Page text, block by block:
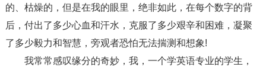
的、枯燥的，但是在我的眼里，绝非如此，在每个数字的背
后，付出了多少心血和汗水，克服了多少艰辛和困难，凝聚
了多少毅力和智慧，旁观者恐怕无法揣测和想象!
我常常感叹缘分的奇妙，我，一个学英语专业的学生，